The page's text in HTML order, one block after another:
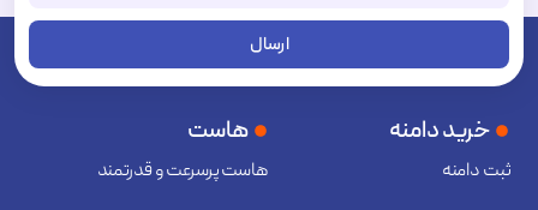
ارسال
خرید دامنه
ثبت دامنه
هاست
هاست پرسرعت و قدرتمند